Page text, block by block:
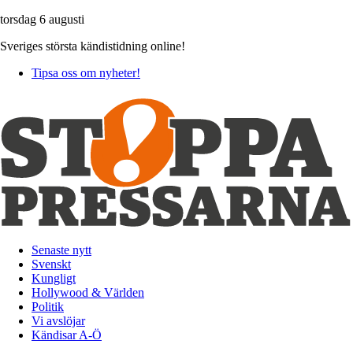
torsdag 6 augusti
Sveriges största kändistidning online!
Tipsa oss om nyheter!
Senaste nytt
Svenskt
Kungligt
Hollywood & Världen
Politik
Vi avslöjar
Kändisar A-Ö